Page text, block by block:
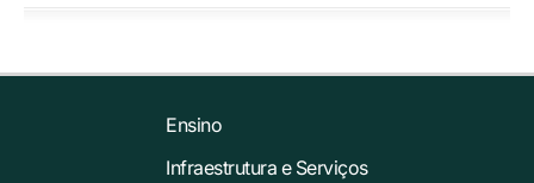
Ensino
Infraestrutura e Serviços